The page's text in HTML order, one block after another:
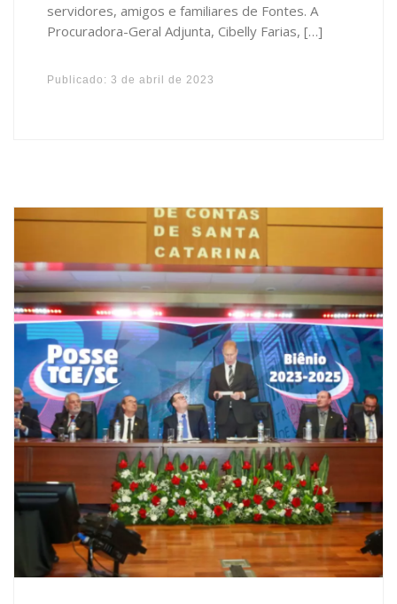
servidores, amigos e familiares de Fontes. A
Procuradora-Geral Adjunta, Cibelly Farias, […]
Publicado: 3 de abril de 2023